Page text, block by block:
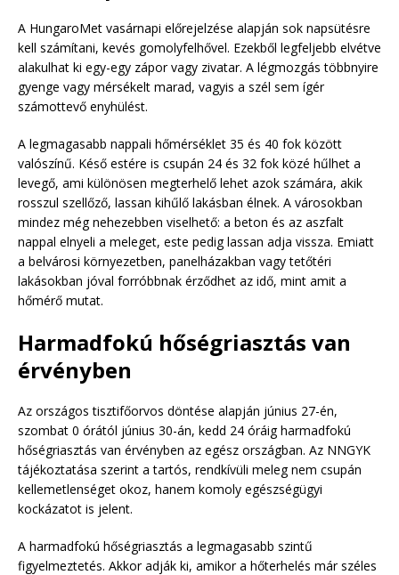
A HungaroMet vasárnapi előrejelzése alapján sok napsütésre
kell számítani, kevés gomolyfelhővel. Ezekből legfeljebb elvétve
alakulhat ki egy-egy zápor vagy zivatar. A légmozgás többnyire
gyenge vagy mérsékelt marad, vagyis a szél sem ígér
számottevő enyhülést.
A legmagasabb nappali hőmérséklet 35 és 40 fok között
valószínű. Késő estére is csupán 24 és 32 fok közé hűlhet a
levegő, ami különösen megterhelő lehet azok számára, akik
rosszul szellőző, lassan kihűlő lakásban élnek. A városokban
mindez még nehezebben viselhető: a beton és az aszfalt
nappal elnyeli a meleget, este pedig lassan adja vissza. Emiatt
a belvárosi környezetben, panelházakban vagy tetőtéri
lakásokban jóval forróbbnak érződhet az idő, mint amit a
hőmérő mutat.
Harmadfokú hőségriasztás van
érvényben
Az országos tisztifőorvos döntése alapján június 27-én,
szombat 0 órától június 30-án, kedd 24 óráig harmadfokú
hőségriasztás van érvényben az egész országban. Az NNGYK
tájékoztatása szerint a tartós, rendkívüli meleg nem csupán
kellemetlenséget okoz, hanem komoly egészségügyi
kockázatot is jelent.
A harmadfokú hőségriasztás a legmagasabb szintű
figyelmeztetés. Akkor adják ki, amikor a hőterhelés már széles